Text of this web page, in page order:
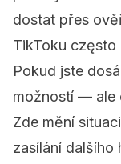
dostat přes
TikToku
Pokud jste
možností — ale
Zde mění situaci
zasílání dalšího